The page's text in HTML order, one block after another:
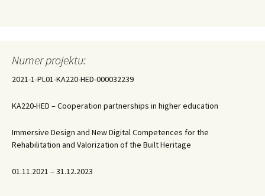
Numer projektu:
2021-1-PL01-KA220-HED-000032239
KA220-HED – Cooperation partnerships in higher education
Immersive Design and New Digital Competences for the
Rehabilitation and Valorization of the Built Heritage
01.11.2021 – 31.12.2023